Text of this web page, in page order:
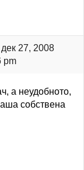
27, 2008
pm
а неудобното,
собствена